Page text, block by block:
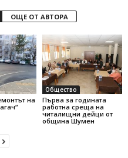
ОЩЕ ОТ АВТОРА
на
Общество
Първа за годината
работна среща на
читалищни дейци от
община Шумен